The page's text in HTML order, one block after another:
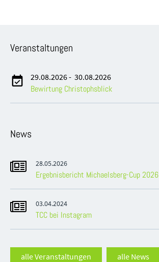
Veranstaltungen
29.08.2026- 30.08.2026
Bewirtung Christophsblick
News
28.05.2026
Ergebnisbericht Michaelsberg-Cup 2026
03.04.2024
TCC bei Instagram
alle Veranstaltungen alle News